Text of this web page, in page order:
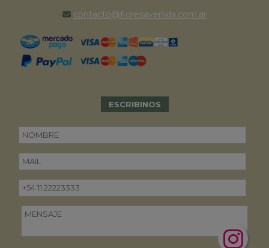
contacto@floresavenida.com.ar
ESCRIBINOS